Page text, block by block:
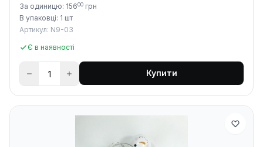
За одиницю: 15600 грн
В упаковці: 1 шт
Артикул: N9-03
Є в наявності
Купити